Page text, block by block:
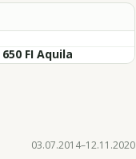
FI Aquila
03.07.2014–12.11.2020